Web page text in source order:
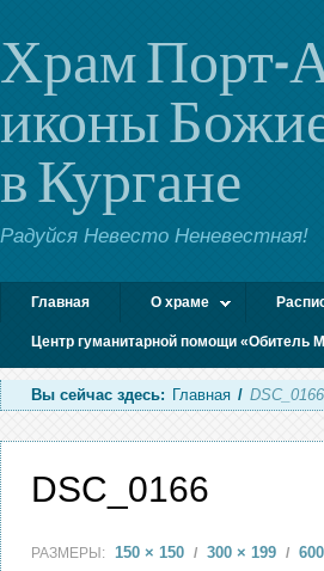
Храм Порт-
иконы
в Кургане
Радуйся Невесто Неневестная!
Главная О храме
Центр гуманитарной помощи «Обитель
Вы сейчас здесь: Главная / DSC_0166
DSC_0166
РАЗМЕРЫ: 150 × 150 / 300 × 199 /